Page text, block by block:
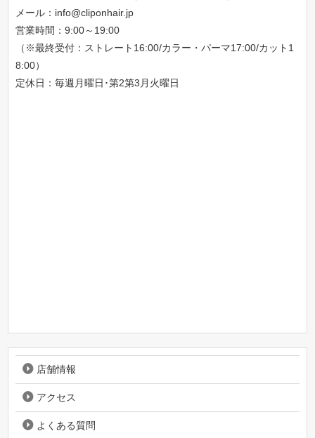
メール： info@cliponhair.jp
営業時間：9:00～19:00
（※最終受付：ストレート16:00/カラー・パーマ17:00/カット1
8:00）
定休日：毎週月曜日･第2第3月火曜日
店舗情報
アクセス
よくある質問